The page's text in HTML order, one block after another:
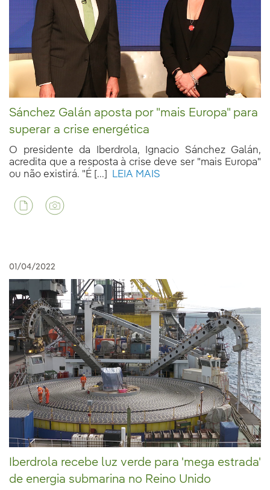
Sánchez Galán aposta por "mais Europa" para
superar a crise energética
O presidente da Iberdrola, Ignacio Sánchez Galán,
acredita que a resposta à crise deve ser "mais Europa"
ou não existirá. "É [...]
LEIA MAIS
01/04/2022
Iberdrola recebe luz verde para 'mega estrada'
de energia submarina no Reino Unido